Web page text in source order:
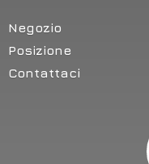
Negozio
Posizione
Contattaci